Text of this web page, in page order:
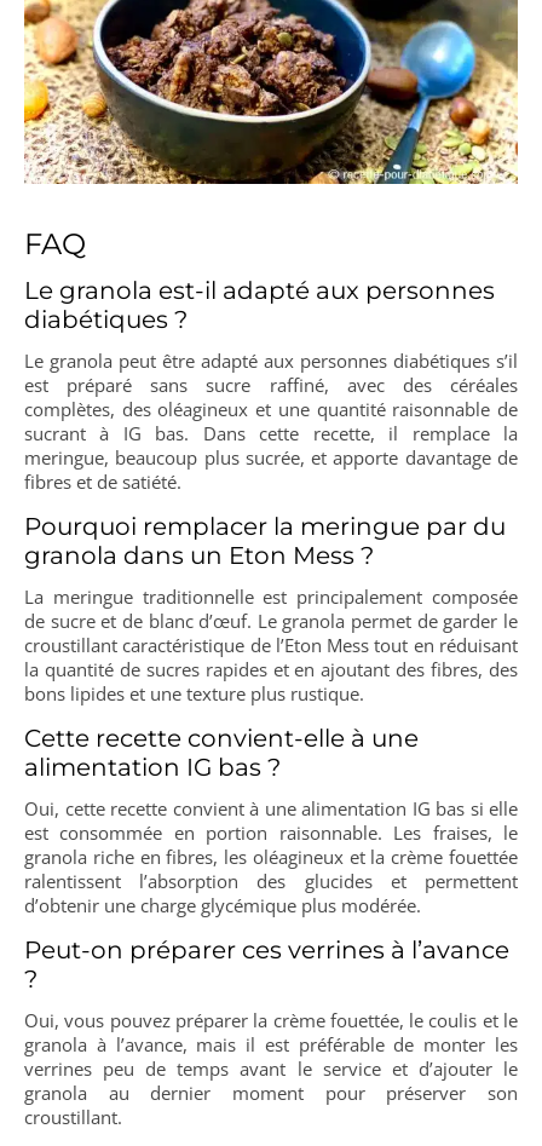
FAQ
Le granola est-il adapté aux personnes
diabétiques ?
Le granola peut être adapté aux personnes diabétiques s’il
est préparé sans sucre raffiné, avec des céréales
complètes, des oléagineux et une quantité raisonnable de
sucrant à IG bas. Dans cette recette, il remplace la
meringue, beaucoup plus sucrée, et apporte davantage de
fibres et de satiété.
Pourquoi remplacer la meringue par du
granola dans un Eton Mess ?
La meringue traditionnelle est principalement composée
de sucre et de blanc d’œuf. Le granola permet de garder le
croustillant caractéristique de l’Eton Mess tout en réduisant
la quantité de sucres rapides et en ajoutant des fibres, des
bons lipides et une texture plus rustique.
Cette recette convient-elle à une
alimentation IG bas ?
Oui, cette recette convient à une alimentation IG bas si elle
est consommée en portion raisonnable. Les fraises, le
granola riche en fibres, les oléagineux et la crème fouettée
ralentissent l’absorption des glucides et permettent
d’obtenir une charge glycémique plus modérée.
Peut-on préparer ces verrines à l’avance
?
Oui, vous pouvez préparer la crème fouettée, le coulis et le
granola à l’avance, mais il est préférable de monter les
verrines peu de temps avant le service et d’ajouter le
granola au dernier moment pour préserver son
croustillant.